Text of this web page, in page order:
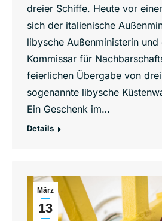
dreier Schiffe. Heute vor
sich der italienische
libysche Außenministerin und
Kommissar für
feierlichen Übergabe von
sogenannte libysche
Ein Geschenk im…
Details
März
13